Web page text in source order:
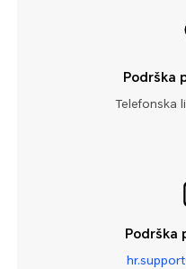
Podrška
Telefonska
Podrška